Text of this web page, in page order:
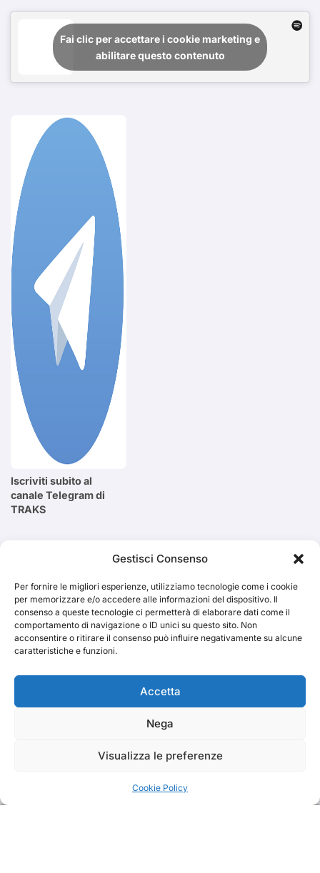
Gestisci Consenso
Per fornire le migliori esperienze, utilizziamo tecnologie come i cookie
per memorizzare e/o accedere alle informazioni del dispositivo. Il
consenso a queste tecnologie ci permetterà di elaborare dati come il
comportamento di navigazione o ID unici su questo sito. Non
acconsentire o ritirare il consenso può influire negativamente su alcune
caratteristiche e funzioni.
Accetta
Nega
Visualizza le preferenze
Cookie Policy
Fai clic per accettare i cookie marketing e
abilitare questo contenuto
Iscriviti subito al
canale Telegram di
TRAKS
Cerca
TRAKS
Dal 2014 musica indipendente ed emergente